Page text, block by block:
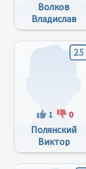
Волков
Владислав
Эдуардович
2.5
1 0
Полянский
Виктор
Владимирович